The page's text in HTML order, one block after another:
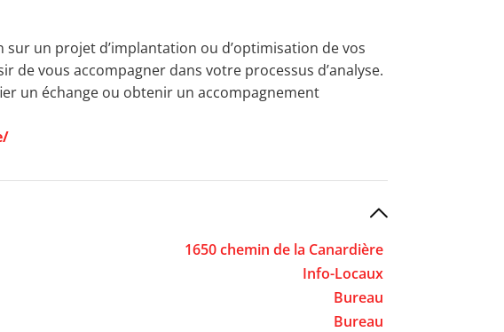
un projet d’implantation ou d’optimisation de vos
de vous accompagner dans votre processus d’analyse.
un échange ou obtenir un accompagnement
1650 chemin de la Canardière
Info-Locaux
Bureau
Bureau